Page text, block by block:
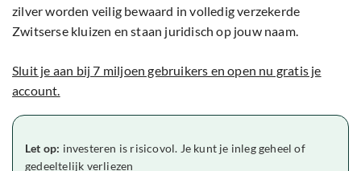
zilver worden veilig bewaard in volledig verzekerde
Zwitserse kluizen en staan juridisch op jouw naam.
Sluit je aan bij 7 miljoen gebruikers en open nu gratis je
account.
Let op: investeren is risicovol. Je kunt je inleg geheel of
gedeeltelijk verliezen